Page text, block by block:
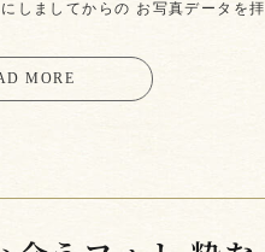
しましてからの お写真データを拝
MORE